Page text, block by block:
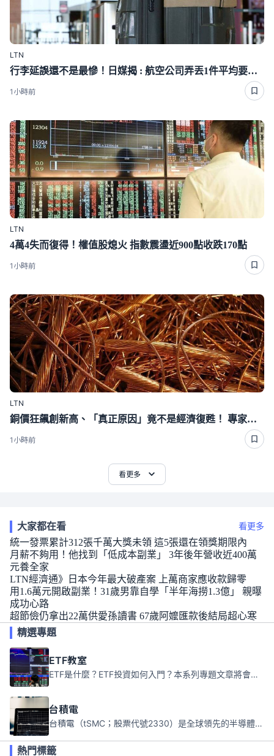
LTN
行李延誤還不是最慘！日媒揭 : 航空公司弄丟1件平均要賠「這麼多」
1小時前
LTN
4萬4失而復得！權值股熄火 指數震盪近900點收跌170點
1小時前
LTN
銅價狂飆創新高、「真正原因」竟不是經濟復甦！ 專家全說了
1小時前
看更多
大家都在看 看更多
統一發票累計312張千萬大獎未領 這5張還在領獎期限內
月薪不夠用！他找到「低成本副業」 3年後年營收近400萬
元養全家
LTN經濟通》日本今年最大破產案 上萬商家應收款歸零
用1.6萬元開啟副業！31歲男靠自學「半年海撈1.3億」 親曝
成功心路
超節儉仍拿出22萬供愛孫讀書 67歲阿嬤匯款後結局超心寒
精選專題
ETF教室
ETF是什麼？ETF投資如何入門？本系列專題文章將會告訴你新手必須知道的ETF基礎知識。
台積電
台積電（tSMC；股票代號2330）是全球領先的半導體代工公司，成立於1987年，總部位於台灣新竹。且已於美國、日本、德國及中國設廠，台積電是全球首家專業積體電路製造服務公司，也是全球最先進和最大規模的半導體代工廠。
熱門標籤